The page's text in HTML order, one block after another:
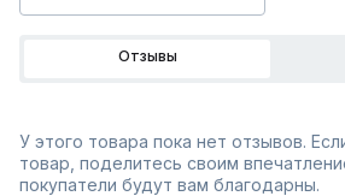
Отзывы
У этого товара пока нет отзывов.
товар, поделитесь своим
покупатели будут вам благодарны.